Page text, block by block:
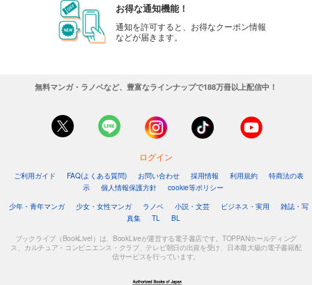
お得な通知機能！
通知を許可すると、お得なクーポン情報
などが届きます。
無料マンガ・ラノベなど、豊富なラインナップで188万冊以上配信中！
ログイン
ご利用ガイド FAQ(よくある質問) お問い合わせ 採用情報 利用規約
特商法の表
示
個人情報保護方針
cookie等ポリシー
少年・青年マンガ
少女・女性マンガ ラノベ 小説・文芸 ビジネス・実用
雑誌・写
真集
TL BL
ブックライブ（BookLive!）は、BookLiveが運営する電子書店です。TOPPANホールディング
ス、カルチュア・コンビニエンス・クラブ、テレビ朝日の出資を受け、日本最大級の電子書籍配
信サービスを行っています。